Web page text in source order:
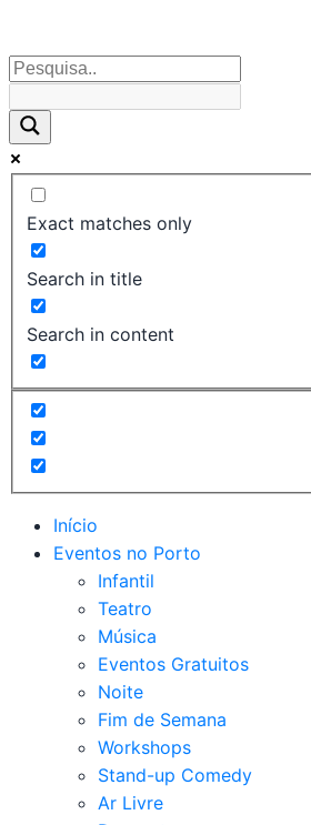
Exact matches only
Search in title
Search in content
Início
Eventos no Porto
Infantil
Teatro
Música
Eventos Gratuitos
Noite
Fim de Semana
Workshops
Stand-up Comedy
Ar Livre